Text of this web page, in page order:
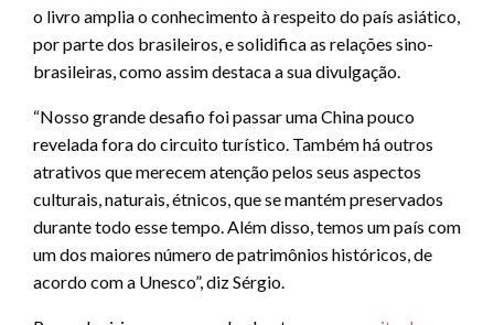
o livro amplia o conhecimento à respeito do país asiático,
por parte dos brasileiros, e solidifica as relações sino-
brasileiras, como assim destaca a sua divulgação.
“Nosso grande desafio foi passar uma China pouco
revelada fora do circuito turístico. Também há outros
atrativos que merecem atenção pelos seus aspectos
culturais, naturais, étnicos, que se mantém preservados
durante todo esse tempo. Além disso, temos um país com
um dos maiores número de patrimônios históricos, de
acordo com a Unesco”, diz Sérgio.